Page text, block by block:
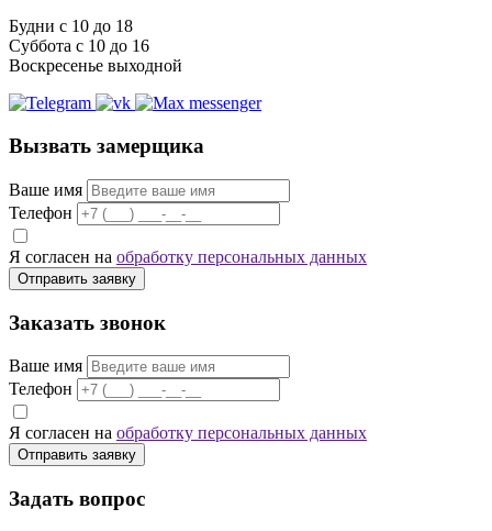
Будни с 10 до 18
Суббота с 10 до 16
Воскресенье выходной
Вызвать замерщика
Ваше имя
Телефон
Я согласен на обработку персональных данных
Отправить заявку
Заказать звонок
Ваше имя
Телефон
Я согласен на обработку персональных данных
Отправить заявку
Задать вопрос